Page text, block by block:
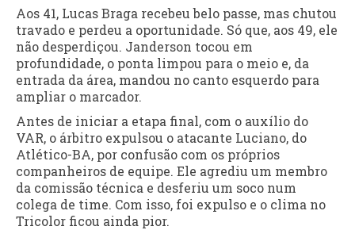
Aos 41, Lucas Braga recebeu belo passe, mas chutou
travado e perdeu a oportunidade. Só que, aos 49, ele
não desperdiçou. Janderson tocou em
profundidade, o ponta limpou para o meio e, da
entrada da área, mandou no canto esquerdo para
ampliar o marcador.
Antes de iniciar a etapa final, com o auxílio do
VAR, o árbitro expulsou o atacante Luciano, do
Atlético-BA, por confusão com os próprios
companheiros de equipe. Ele agrediu um membro
da comissão técnica e desferiu um soco num
colega de time. Com isso, foi expulso e o clima no
Tricolor ficou ainda pior.